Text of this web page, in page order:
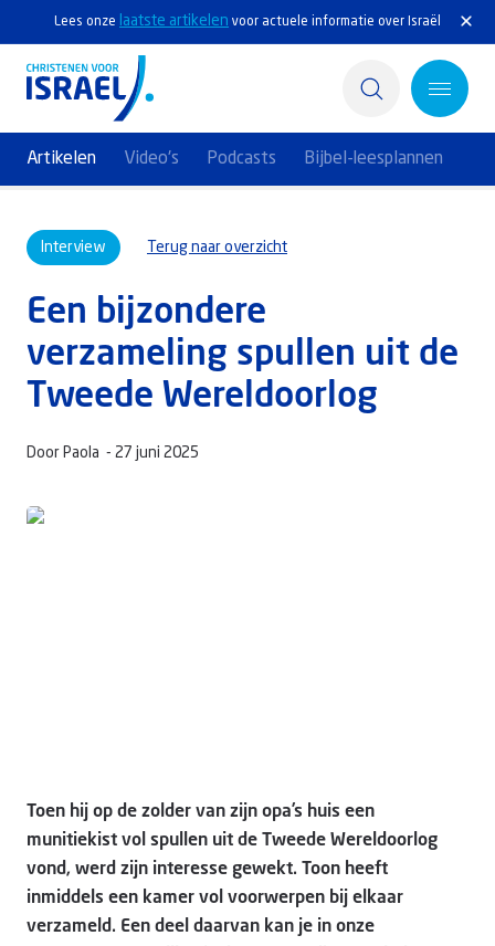
Lees onze laatste artikelen voor actuele informatie over Israël
Artikelen Video's Podcasts Bijbel-leesplannen
Actief
Ontdek
Steun Israël
Interview Terug naar overzicht
Een bijzondere
verzameling spullen uit de
Tweede Wereldoorlog
Door Paola - 27 juni 2025
Toen hij op de zolder van zijn opa’s huis een
munitiekist vol spullen uit de Tweede Wereldoorlog
vond, werd zijn interesse gewekt. Toon heeft
inmiddels een kamer vol voorwerpen bij elkaar
verzameld. Een deel daarvan kan je in onze